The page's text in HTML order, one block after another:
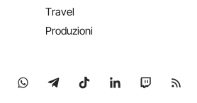
Travel
Produzioni
X su YouTube
Seguici su WhatsApp
Seguici su Telegram
Seguici su TikTok
Seguici su
Seguici